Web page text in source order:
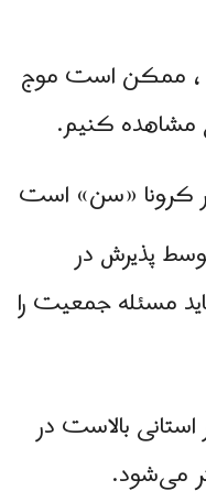
، ممکن است موج
مشاهده کنیم.
کرونا «سن» است
​​پذیرش در
مسئله جمعیت را
بالاست در
می‌شود.